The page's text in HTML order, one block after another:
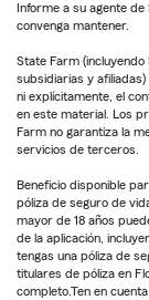
Informe a su agente
convenga mantener.
State Farm
subsidiarias y
ni explícitamente, el
en este material. Los
Farm no garantiza la
servicios de terceros.
Beneficio disponible
póliza de seguro de
mayor de 18 años
de la aplicación,
tengas una póliza de
titulares de póliza en
completo.Ten en